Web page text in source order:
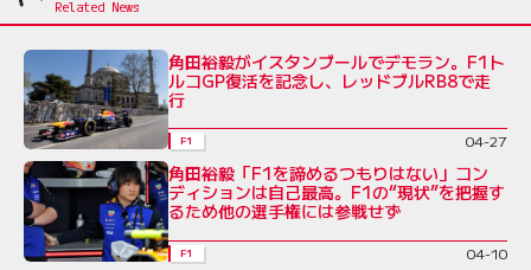
角田裕毅がイスタンブールでデモラン。F1ト
ルコGP復活を記念し、レッドブルRB8で走
行
F1 04-27
角田裕毅「F1を諦めるつもりはない」コン
ディションは自己最高。F1の“現状”を把握す
るため他の選手権には参戦せず
F1 04-10